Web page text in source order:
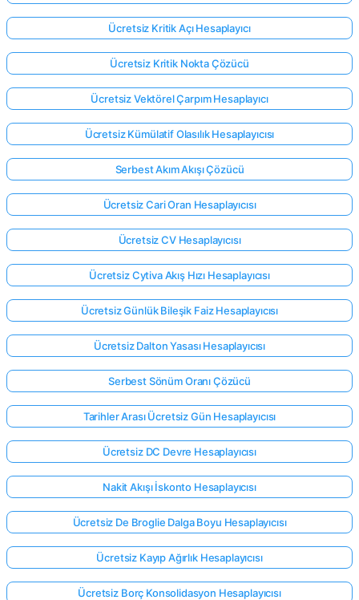
Ücretsiz Kritik Açı Hesaplayıcı
Ücretsiz Kritik Nokta Çözücü
Ücretsiz Vektörel Çarpım Hesaplayıcı
Ücretsiz Kümülatif Olasılık Hesaplayıcısı
Serbest Akım Akışı Çözücü
Ücretsiz Cari Oran Hesaplayıcısı
Ücretsiz CV Hesaplayıcısı
Ücretsiz Cytiva Akış Hızı Hesaplayıcısı
Ücretsiz Günlük Bileşik Faiz Hesaplayıcısı
Ücretsiz Dalton Yasası Hesaplayıcısı
Serbest Sönüm Oranı Çözücü
Tarihler Arası Ücretsiz Gün Hesaplayıcısı
Ücretsiz DC Devre Hesaplayıcısı
Nakit Akışı İskonto Hesaplayıcısı
Ücretsiz De Broglie Dalga Boyu Hesaplayıcısı
Ücretsiz Kayıp Ağırlık Hesaplayıcısı
Ücretsiz Borç Konsolidasyon Hesaplayıcısı